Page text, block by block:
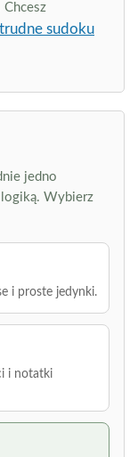
Chcesz
trudne sudoku
jedno
logiką. Wybierz
i proste jedynki.
i notatki